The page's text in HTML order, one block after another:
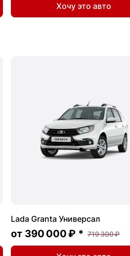
Хочу это авто
Lada Granta Универсал
от 390 000 ₽ * 719 300 ₽